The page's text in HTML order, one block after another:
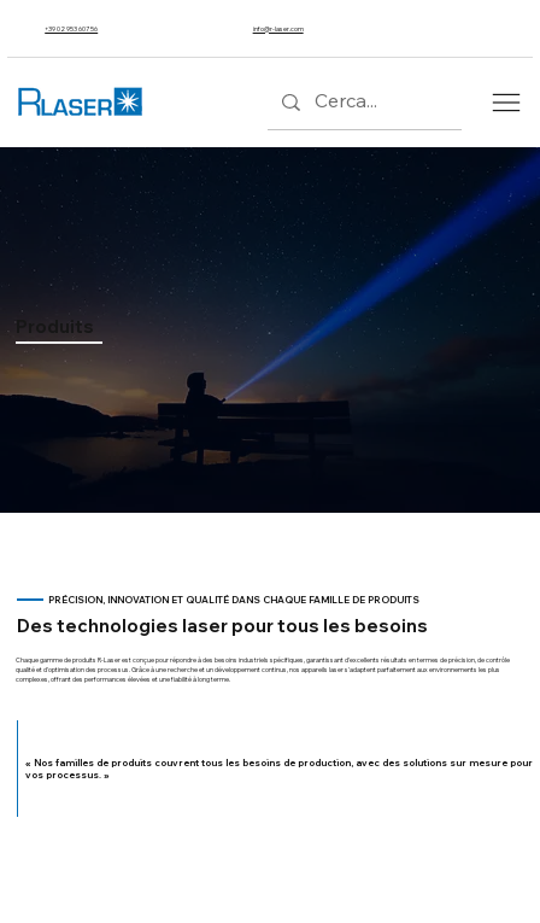
+39 02 953 607 56 info@r-laser.com
Produits
PRÉCISION, INNOVATION ET QUALITÉ DANS CHAQUE FAMILLE DE PRODUITS
Des technologies laser pour tous les besoins
Chaque gamme de produits R-Laser est conçue pour répondre à des besoins industriels spécifiques, garantissant d'excellents résultats en termes de précision, de contrôle
qualité et d'optimisation des processus. Grâce à une recherche et un développement continus, nos appareils laser s'adaptent parfaitement aux environnements les plus
complexes, offrant des performances élevées et une fiabilité à long terme.
« Nos familles de produits couvrent tous les besoins de production, avec des solutions sur mesure pour
vos processus. »